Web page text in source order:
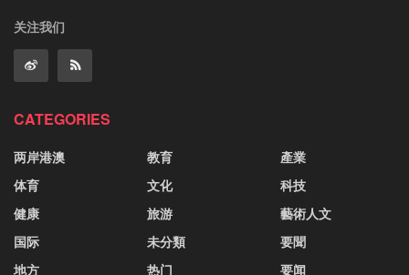
关注我们
CATEGORIES
两岸港澳
体育
健康
国际
地方
教育
文化
旅游
未分類
热门
產業
科技
藝術人文
要聞
要闻